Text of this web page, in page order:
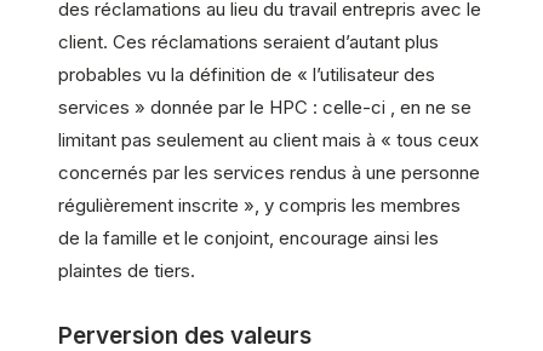
des réclamations au lieu du travail entrepris avec le
client. Ces réclamations seraient d’autant plus
probables vu la définition de « l’utilisateur des
services » donnée par le HPC : celle-ci , en ne se
limitant pas seulement au client mais à « tous ceux
concernés par les services rendus à une personne
régulièrement inscrite », y compris les membres
de la famille et le conjoint, encourage ainsi les
plaintes de tiers.
Perversion des valeurs